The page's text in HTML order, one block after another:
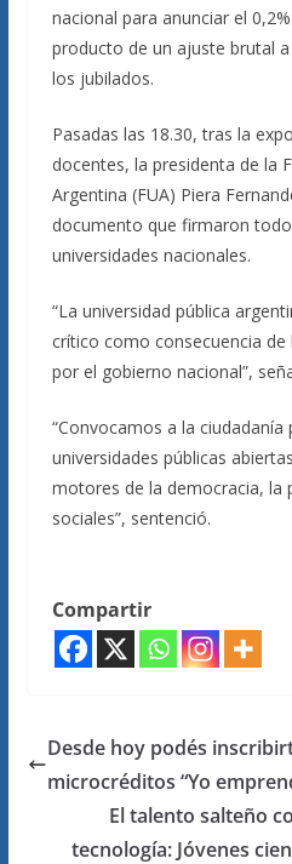
nacional para anunciar el
producto de un ajuste brutal
los jubilados.
Pasadas las 18.30, tras la
docentes, la presidenta de la
Argentina (FUA) Piera
documento que firmaron
universidades nacionales.
“La universidad pública
crítico como consecuencia
por el gobierno nacional”,
“Convocamos a la ciudadanía
universidades públicas
motores de la democracia, la
sociales”, sentenció.
Compartir
Desde hoy podés
microcréditos “Yo
El talento salteño
tecnología: Jóvenes